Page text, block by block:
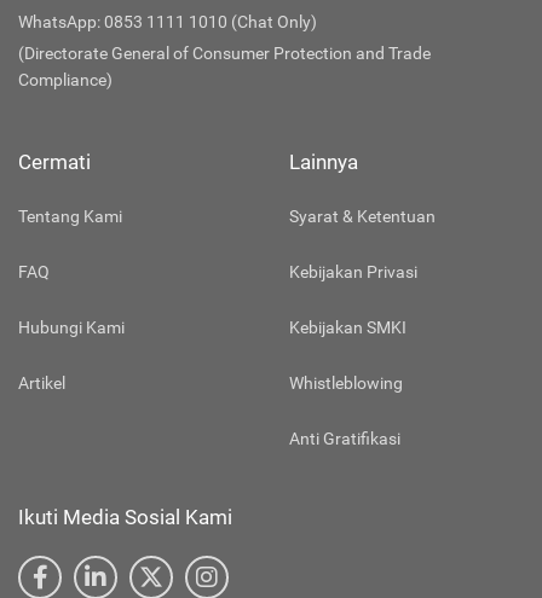
WhatsApp: 0853 1111 1010 (Chat Only)
(Directorate General of Consumer Protection and Trade
Compliance)
Cermati
Tentang Kami
FAQ
Hubungi Kami
Artikel
Lainnya
Syarat & Ketentuan
Kebijakan Privasi
Kebijakan SMKI
Whistleblowing
Anti Gratifikasi
Ikuti Media Sosial Kami